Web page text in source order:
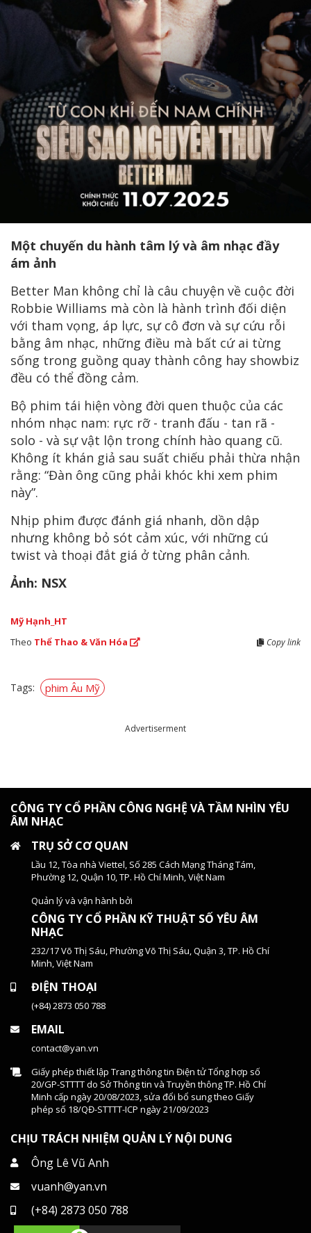
Một chuyến du hành tâm lý và âm nhạc đầy
ám ảnh
Better Man không chỉ là câu chuyện về cuộc đời
Robbie Williams mà còn là hành trình đối diện
với tham vọng, áp lực, sự cô đơn và sự cứu rỗi
bằng âm nhạc, những điều mà bất cứ ai từng
sống trong guồng quay thành công hay showbiz
đều có thể đồng cảm.
Bộ phim tái hiện vòng đời quen thuộc của các
nhóm nhạc nam: rực rỡ - tranh đấu - tan rã -
solo - và sự vật lộn trong chính hào quang cũ.
Không ít khán giả sau suất chiếu phải thừa nhận
rằng: “Đàn ông cũng phải khóc khi xem phim
này”.
Nhịp phim được đánh giá nhanh, dồn dập
nhưng không bỏ sót cảm xúc, với những cú
twist và thoại đắt giá ở từng phân cảnh.
Ảnh: NSX
Mỹ Hạnh_HT
Theo Thể Thao & Văn Hóa Copy link
Tags: phim Âu Mỹ
Advertiserment
CÔNG TY CỔ PHẦN CÔNG NGHỆ VÀ TẦM NHÌN YÊU
ÂM NHẠC
TRỤ SỞ CƠ QUAN
Lầu 12, Tòa nhà Viettel, Số 285 Cách Mạng Tháng Tám,
Phường 12, Quận 10, TP. Hồ Chí Minh, Việt Nam
Quản lý và vận hành bởi
CÔNG TY CỔ PHẦN KỸ THUẬT SỐ YÊU ÂM
NHẠC
232/17 Võ Thị Sáu, Phường Võ Thị Sáu, Quận 3, TP. Hồ Chí
Minh, Việt Nam
ĐIỆN THOẠI
(+84) 2873 050 788
EMAIL
contact@yan.vn
Giấy phép thiết lập Trang thông tin Điện tử Tổng hợp số
20/GP-STTTT do Sở Thông tin và Truyền thông TP. Hồ Chí
Minh cấp ngày 20/08/2023, sửa đổi bổ sung theo Giấy
phép số 18/QĐ-STTTT-ICP ngày 21/09/2023
CHỊU TRÁCH NHIỆM QUẢN LÝ NỘI DUNG
Ông Lê Vũ Anh
vuanh@yan.vn
(+84) 2873 050 788